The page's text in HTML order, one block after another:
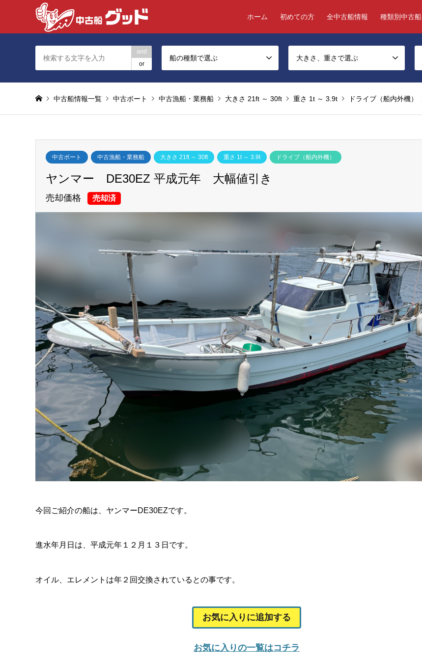
ホーム 初めての方 全中古船情報 種類別中古船
and
or
船の種類で選ぶ 大きさ、重さで選ぶ
中古船情報一覧 中古ボート 中古漁船・業務船 大きさ 21ft ～ 30ft 重さ 1t ～ 3.9t ドライブ（船内外機）
中古ボート 中古漁船・業務船 大きさ 21ft ～ 30ft 重さ 1t ～ 3.9t ドライブ（船内外機）
ヤンマー DE30EZ 平成元年 大幅値引き
売却価格 売却済
今回ご紹介の船は、ヤンマーDE30EZです。
進水年月日は、平成元年１２月１３日です。
オイル、エレメントは年２回交換されているとの事です。
お気に入りに追加する
お気に入りの一覧はコチラ